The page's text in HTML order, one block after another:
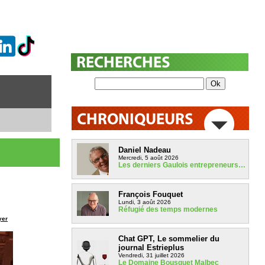
Daniel Nadeau
Mercredi, 5 août 2026
Les derniers Gaulois entrepreneurs…
François Fouquet
Lundi, 3 août 2026
Réfugié des temps modernes
Chat GPT, Le sommelier du
journal Estrieplus
Vendredi, 31 juillet 2026
Le Domaine Bousquet Malbec